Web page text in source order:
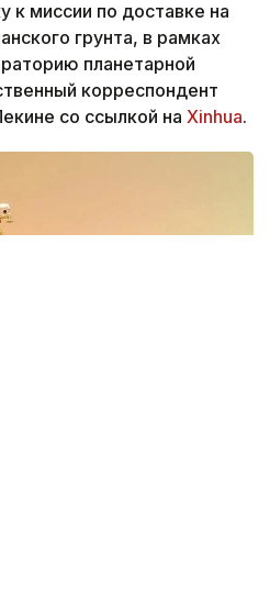
к миссии по доставке на
грунта, в рамках
планетарной
корреспондент
со ссылкой на Xinhua.